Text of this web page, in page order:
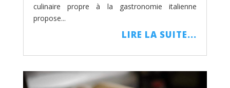
culinaire propre à la gastronomie italienne
propose...
LIRE LA SUITE...